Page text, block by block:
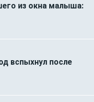
из окна малыша:
вспыхнул после